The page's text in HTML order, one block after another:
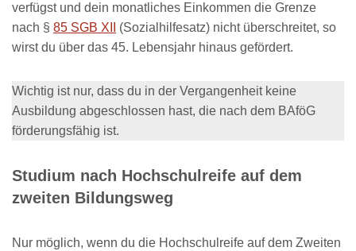
verfügst und dein monatliches Einkommen die Grenze
nach § 85 SGB XII
(Sozialhilfesatz) nicht überschreitet, so
wirst du über das 45. Lebensjahr hinaus gefördert.
Wichtig ist nur, dass du in der Vergangenheit keine
Ausbildung abgeschlossen hast, die nach dem BAföG
förderungsfähig ist.
Studium nach Hochschulreife auf dem
zweiten Bildungsweg
Nur möglich, wenn du die Hochschulreife auf dem Zweiten